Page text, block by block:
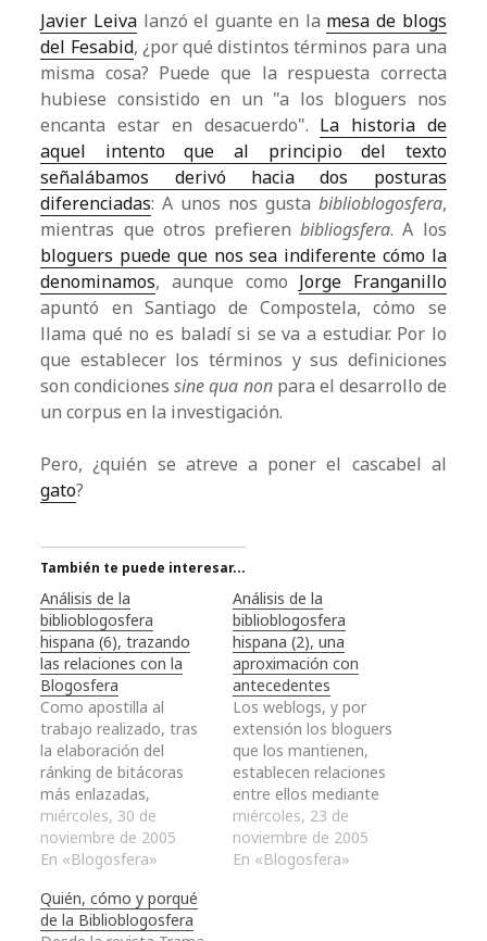
Javier Leivalanzó el guante en la mesa de blogs
del Fesabid, ¿por qué distintos términos para una
misma cosa? Puede que la respuesta correcta
hubiese consistido en un "a los bloguers nos
encanta estar en desacuerdo". La historia de
aquel intento que al principio del texto
señalábamos derivó hacia dos posturas
diferenciadas: A unos nos gusta biblioblogosfera,
mientras que otros prefierenbibliogsfera. A los
bloguers puede que nos sea indiferente cómo la
denominamos, aunque como Jorge Franganillo
apuntó en Santiago de Compostela, cómo se
llama qué no es baladí si se va a estudiar. Por lo
que establecer los términos y sus definiciones
son condicionessine qua nonpara el desarrollo de
un corpus en la investigación.
Pero, ¿quién se atreve a poner el cascabel al
gato?
También te puede interesar...
Análisis de la
biblioblogosfera
hispana (6), trazando
las relaciones con la
Blogosfera
Como apostilla al
trabajo realizado, tras
la elaboración del
ránking de bitácoras
más enlazadas,
decidimos tratar de
indagar cómo se
relacionaba la
otras webs, incluyendo
weblogs, de una forma
miércoles, 30 de
noviembre de 2005
En «Blogosfera»
Análisis de la
biblioblogosfera
hispana (2), una
aproximación con
antecedentes
Los weblogs, y por
extensión los bloguers
que los mantienen,
establecen relaciones
entre ellos mediante
enlaces. Estas
relaciones pueden ser
momentáneas,
miércoles, 23 de
noviembre de 2005
En «Blogosfera»
Quién, cómo y porqué
de la Biblioblogosfera